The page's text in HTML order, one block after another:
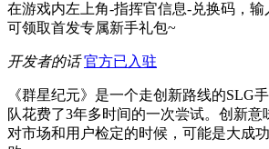
在游戏内左上角-指挥官信息-兑换码，输
可领取首发专属新手礼包~
开发者的话 官方已入驻
《群星纪元》是一个走创新路线的SLG
队花费了3年多时间的一次尝试。创新意
对市场和用户检定的时候，可能是大成